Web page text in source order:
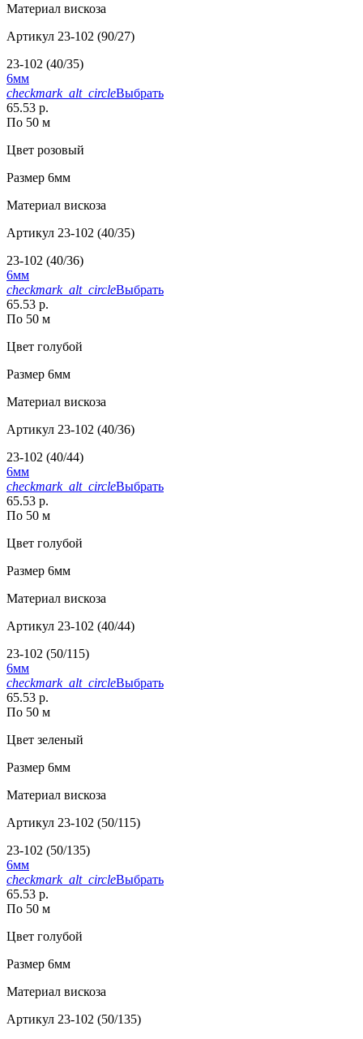
Материал вискоза
Артикул 23-102 (90/27)
23-102 (40/35)
6мм
checkmark_alt_circleВыбрать
65.53 р.
По 50 м
Цвет розовый
Размер 6мм
Материал вискоза
Артикул 23-102 (40/35)
23-102 (40/36)
6мм
checkmark_alt_circleВыбрать
65.53 р.
По 50 м
Цвет голубой
Размер 6мм
Материал вискоза
Артикул 23-102 (40/36)
23-102 (40/44)
6мм
checkmark_alt_circleВыбрать
65.53 р.
По 50 м
Цвет голубой
Размер 6мм
Материал вискоза
Артикул 23-102 (40/44)
23-102 (50/115)
6мм
checkmark_alt_circleВыбрать
65.53 р.
По 50 м
Цвет зеленый
Размер 6мм
Материал вискоза
Артикул 23-102 (50/115)
23-102 (50/135)
6мм
checkmark_alt_circleВыбрать
65.53 р.
По 50 м
Цвет голубой
Размер 6мм
Материал вискоза
Артикул 23-102 (50/135)